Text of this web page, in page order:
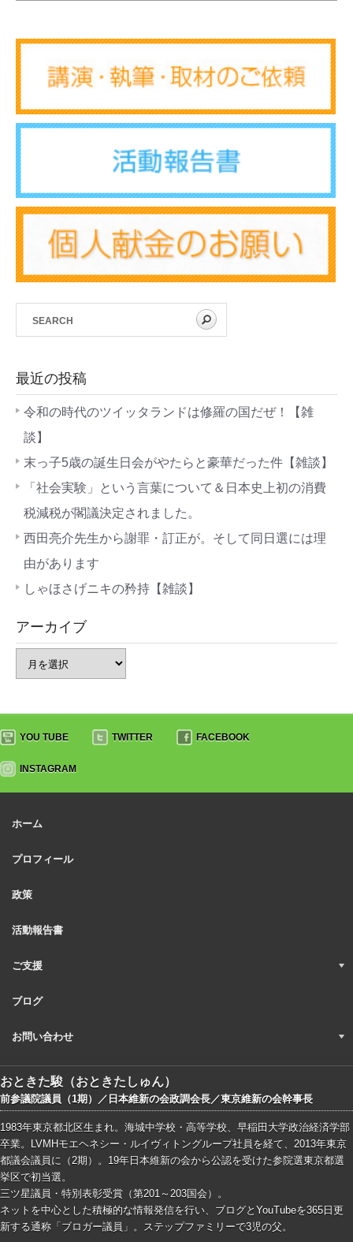
最近の投稿
令和の時代のツイッタランドは修羅の国だぜ！【雑
談】
末っ子5歳の誕生日会がやたらと豪華だった件【雑談】
「社会実験」という言葉について＆日本史上初の消費
税減税が閣議決定されました。
西田亮介先生から謝罪・訂正が。そして同日選には理
由があります
しゃほさげニキの矜持【雑談】
アーカイブ
YOU TUBE TWITTER FACEBOOK
INSTAGRAM
ホーム
プロフィール
政策
活動報告書
ご支援
ブログ
お問い合わせ
おときた駿（おときたしゅん）
前参議院議員（1期）／日本維新の会政調会長／東京維新の会幹事長
1983年東京都北区生まれ。海城中学校・高等学校、早稲田大学政治経済学部
卒業。LVMHモエヘネシー・ルイヴィトングループ社員を経て、2013年東京
都議会議員に（2期）。19年日本維新の会から公認を受けた参院選東京都選
挙区で初当選。
三ツ星議員・特別表彰受賞（第201～203国会）。
ネットを中心とした積極的な情報発信を行い、ブログとYouTubeを365日更
新する通称「ブロガー議員」。ステップファミリーで3児の父。